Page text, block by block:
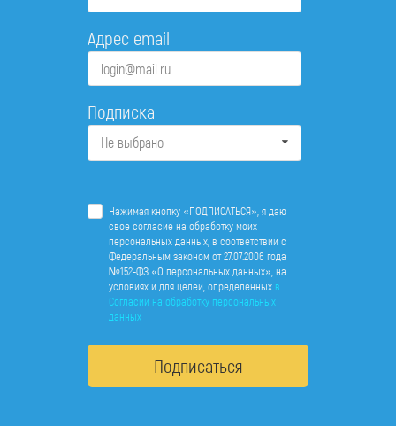
Адрес email
Подписка
Не выбрано
Нажимая кнопку «ПОДПИСАТЬСЯ», я даю
свое согласие на обработку моих
персональных данных, в соответствии с
Федеральным законом от 27.07.2006 года
№152-ФЗ «О персональных данных», на
условиях и для целей, определенных в
Согласии на обработку персональных
данных
Подписаться